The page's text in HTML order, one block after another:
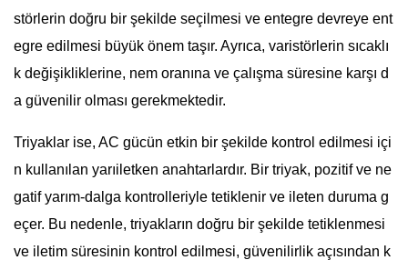
störlerin doğru bir şekilde seçilmesi ve entegre devreye ent
egre edilmesi büyük önem taşır. Ayrıca, varistörlerin sıcaklı
k değişikliklerine, nem oranına ve çalışma süresine karşı d
a güvenilir olması gerekmektedir.
Triyaklar ise, AC gücün etkin bir şekilde kontrol edilmesi içi
n kullanılan yarıiletken anahtarlardır. Bir triyak, pozitif ve ne
gatif yarım-dalga kontrolleriyle tetiklenir ve ileten duruma g
eçer. Bu nedenle, triyakların doğru bir şekilde tetiklenmesi
ve iletim süresinin kontrol edilmesi, güvenilirlik açısından k